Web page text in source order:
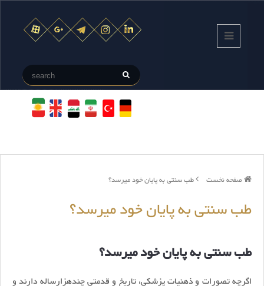
صفحه نخست طب سنتی به پایان خود میرسد؟
طب سنتی به پایان خود میرسد؟
طب سنتی به پایان خود میرسد؟
اگرچه تصورات و ذهنیات پزشکی، تاریخ و قدمتی چند‌هزارساله دارند و